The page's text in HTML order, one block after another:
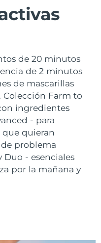
de 20 minutos
de 2 minutos
de mascarillas
Colección Farm to
ingredientes
- para
quieran
problema
Duo - esenciales
por la mañana y